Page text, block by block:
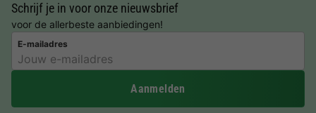
Schrijf je in voor onze nieuwsbrief
voor de allerbeste aanbiedingen!
E-mailadres
Aanmelden